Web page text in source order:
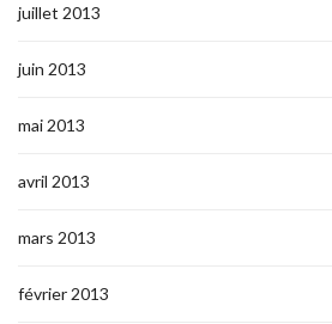
juillet 2013
juin 2013
mai 2013
avril 2013
mars 2013
février 2013